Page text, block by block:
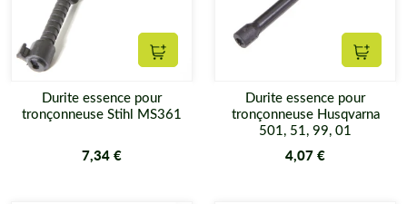
Ajouter au panier
Durite essence pour
tronçonneuse Stihl MS361
7,34 €
Durite essence pour
tronçonneuse Husqvarna
501, 51, 99, 01
4,07 €